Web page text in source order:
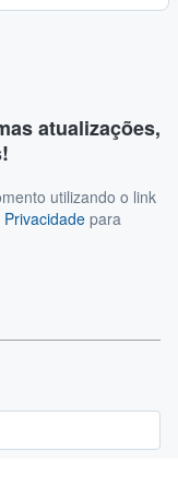
atualizações,
utilizando o link
para